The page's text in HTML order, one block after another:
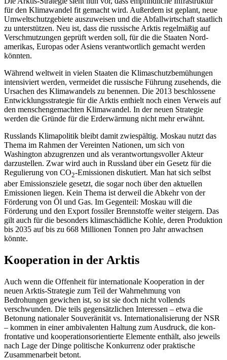
für den Klima­wandel fit gemacht wird. Außerdem ist geplant, neue
Umweltschutzgebiete aus­zuweisen und die Abfallwirtschaft staatlich
zu unterstützen. Neu ist, dass die russische Arktis regelmäßig auf
Verschmutzungen geprüft werden soll, für die die Staaten Nord­
amerikas, Europas oder Asiens verantwort­lich gemacht werden
könnten.
Während weltweit in vielen Staaten die Klimaschutzbemühungen
intensiviert werden, vermeidet die russische Führung zusehends, die
Ursachen des Klimawandels zu benennen. Die 2013 beschlossene
Ent­wicklungsstrategie für die Arktis enthielt noch einen Verweis auf
den menschen­gemachten Klimawandel. In der neuen Stra­tegie
werden die Gründe für die Erderwär­mung nicht mehr erwähnt.
Russlands Klimapolitik bleibt damit zwie­spältig. Moskau nutzt das
Thema im Rah­men der Vereinten Nationen, um sich von
Washington abzugrenzen und als verant­wortungsvoller Akteur
darzustellen. Zwar wird auch in Russland über ein Gesetz für die
Regulierung von CO2-Emissionen dis­kutiert. Man hat sich selbst
aber Emissionsziele gesetzt, die sogar noch über den aktuellen
Emissionen liegen. Kein Thema ist derweil die Abkehr von der
Förderung von Öl und Gas. Im Gegenteil: Moskau will die
Förderung und den Export fossiler Brenn­stoffe weiter steigern. Das
gilt auch für die besonders klimaschädliche Kohle, deren Produktion
bis 2035 auf bis zu 668 Millio­nen Tonnen pro Jahr anwachsen
könnte.
Kooperation in der Arktis
Auch wenn die Offenheit für internationale Kooperation in der
neuen Arktis-Strategie zum Teil der Wahrnehmung von
Bedrohungen gewichen ist, so ist sie doch nicht vollends
verschwunden. Die teils gegensätzlichen Interessen – etwa die
Betonung nationaler Souveränität vs. Internationalisierung der NSR
– kommen in einer ambi­valenten Haltung zum Ausdruck, die kon­
frontative und kooperationsorientierte Ele­mente enthält, also jeweils
nach Lage der Dinge politische Konkurrenz oder prak­tische
Zusammenarbeit betont.